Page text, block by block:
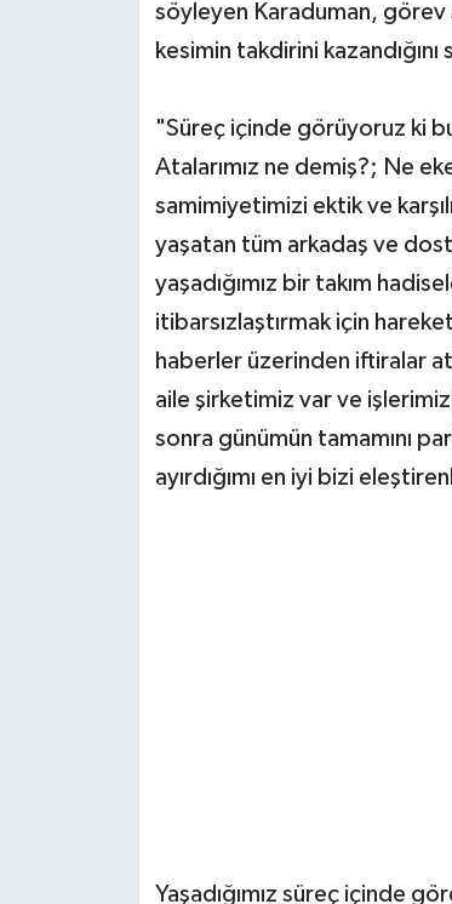
söyleyen Karaduman, görev
kesimin takdirini
"Süreç içinde görüyoruz ki
Atalarımız ne demiş?; Ne
samimiyetimizi ektik ve
yaşatan tüm arkadaş ve
yaşadığımız bir takım
itibarsızlaştırmak için
haberler üzerinden iftiralar
aile şirketimiz var ve
sonra günümün tamamını
ayırdığımı en iyi bizi
Yaşadığımız süreç içinde